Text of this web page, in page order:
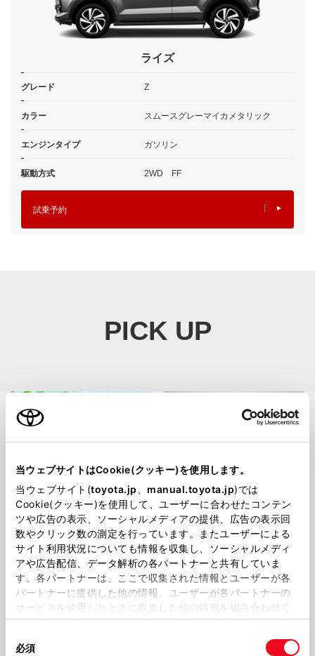
当ウェブサイトはCookie(クッキー)を使用します。
当ウェブサイト(toyota.jp manual.toyota.jp)では
Cookie(クッキー)を使用して、ユーザーに合わせたコンテン
ツや広告の表示、ソーシャルメディアの提供、広告の表示回
数やクリック数の測定を行っています。またユーザーによる
サイト利用状況についても情報を収集し、ソーシャルメディ
アや広告配信、データ解析の各パートナーと共有していま
す。各パートナーは、ここで収集された情報とユーザーが各
パートナーに提供した他の情報、ユーザーが各パートナーの
サービスを使用したときに収集した他の情報を組み合わせて
使用することがあります。当ウェブサイトの使用を続行する
必須
ライズ
グレード Z
カラー スムースグレーマイカメタリック
エンジンタイプ ガソリン
駆動方式 2WD FF
試乗予約
PICK UP
202683
夏季休業のお知らせ
202677
夏休み前のご準備に。ご家族の安
心を支えるJAFがおすすめです